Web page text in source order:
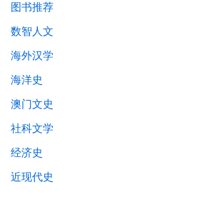
图书推荐
数智人文
海外汉学
海洋史
澳门文史
社科文学
经济史
近现代史